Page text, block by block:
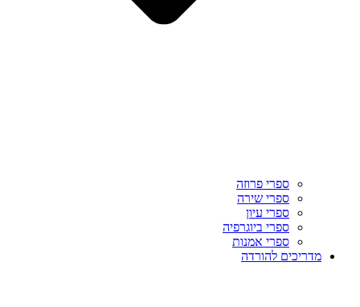
ספרי פרוזה
ספרי שירה
ספרי עיון
ספרי ביוגרפיה
ספרי אמנות
מדריכים להורדה